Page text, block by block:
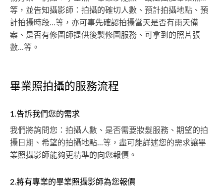
等，並告知攝影師：拍攝的確切人數、預計拍攝地點、預
計拍攝時段...等，亦可事先確認拍攝當天是否有雨天備
案、是否有修圖師提供後製修圖服務、可拿到的照片張
數...等。
畢業照拍攝的服務流程
1.告訴我們您的需求
我們將詢問您：拍攝人數、是否需要妝髮服務、期望的拍
攝日期、希望的拍攝地點...等，盡可能詳述您的需求讓畢
業照攝影師能夠更精準的向您報價。
2.將有專業的畢業照攝影師為您報價